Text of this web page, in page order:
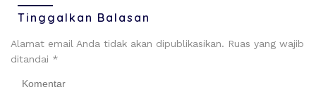
Tinggalkan Balasan
Alamat email Anda tidak akan dipublikasikan. Ruas yang wajib
ditandai *